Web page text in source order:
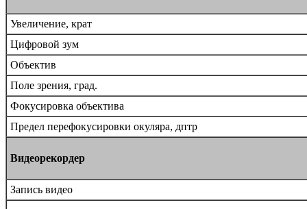
Увеличение, крат
Цифровой зум
Объектив
Поле зрения, град.
Фокусировка объектива
Предел перефокусировки окуляра, дптр
Видеорекордер
Запись видео